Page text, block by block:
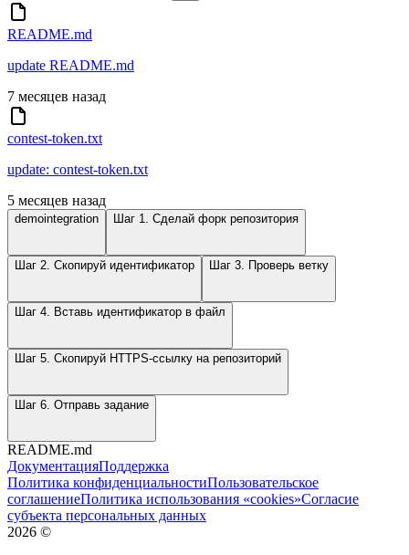
README.md
update README.md
7 месяцев назад
contest-token.txt
update: contest-token.txt
5 месяцев назад
demointegration Шаг 1. Сделай форк репозитория
Шаг 2. Скопируй идентификатор Шаг 3. Проверь ветку
Шаг 4. Вставь идентификатор в файл
Шаг 5. Скопируй HTTPS-ссылку на репозиторий
Шаг 6. Отправь задание
README.md
ДокументацияПоддержка
Политика конфиденциальностиПользовательское
соглашениеПолитика использования «cookies»Согласие
субъекта персональных данных
2026 ©